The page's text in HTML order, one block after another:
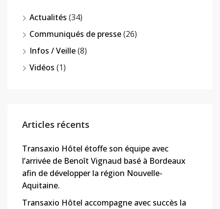
Actualités (34)
Communiqués de presse(26)
Infos / Veille(8)
Vidéos (1)
Articles récents
Transaxio Hôtel étoffe son équipe avec
l’arrivée de Benoît Vignaud basé à Bordeaux
afin de développer la région Nouvelle-
Aquitaine.
Transaxio Hôtel accompagne avec succès la